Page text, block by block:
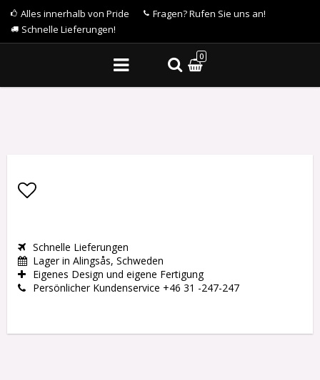
Alles innerhalb von Pride
Fragen? Rufen Sie uns an!
Schnelle Lieferungen!
0
Schnelle Lieferungen
Lager in Alingsås, Schweden
Eigenes Design und eigene Fertigung
Persönlicher Kundenservice +46 31 -247-247